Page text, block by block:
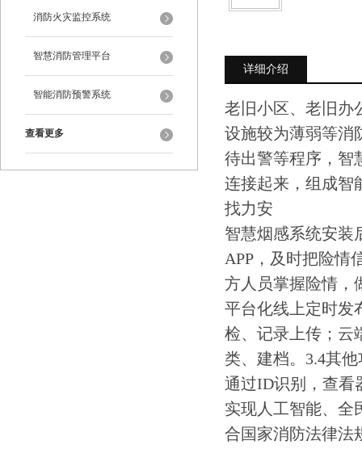
消防火灾监控系统
智慧消防管理平台
智能消防预警系统
查看更多
详细介绍
老旧小区、老旧办
设施较为薄弱等消
待出警等程序，智
连接起来，组成智
找力安
智慧烟感系统安装
APP，及时把险情
方人员掌握险情，
平台化线上定时发
检、记录上传；云
类、建档。3.4其
通过ID识别，查看
实现人工智能、全
合国家消防法律法